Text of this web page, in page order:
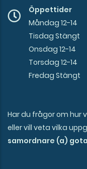
Öppettider
Måndag 12-14
Tisdag Stängt
Onsdag 12-14
Torsdag 12-14
Fredag Stängt
Har du frågor om hur
eller vill veta vilka
samordnare (a)